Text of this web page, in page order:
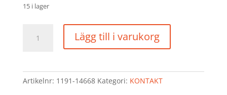
15 i lager
mängd
Lägg till i varukorg
Artikelnr: 1191-14668 Kategori: KONTAKT